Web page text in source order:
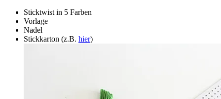
Sticktwist in 5 Farben
Vorlage
Nadel
Stickkarton (z.B. hier)